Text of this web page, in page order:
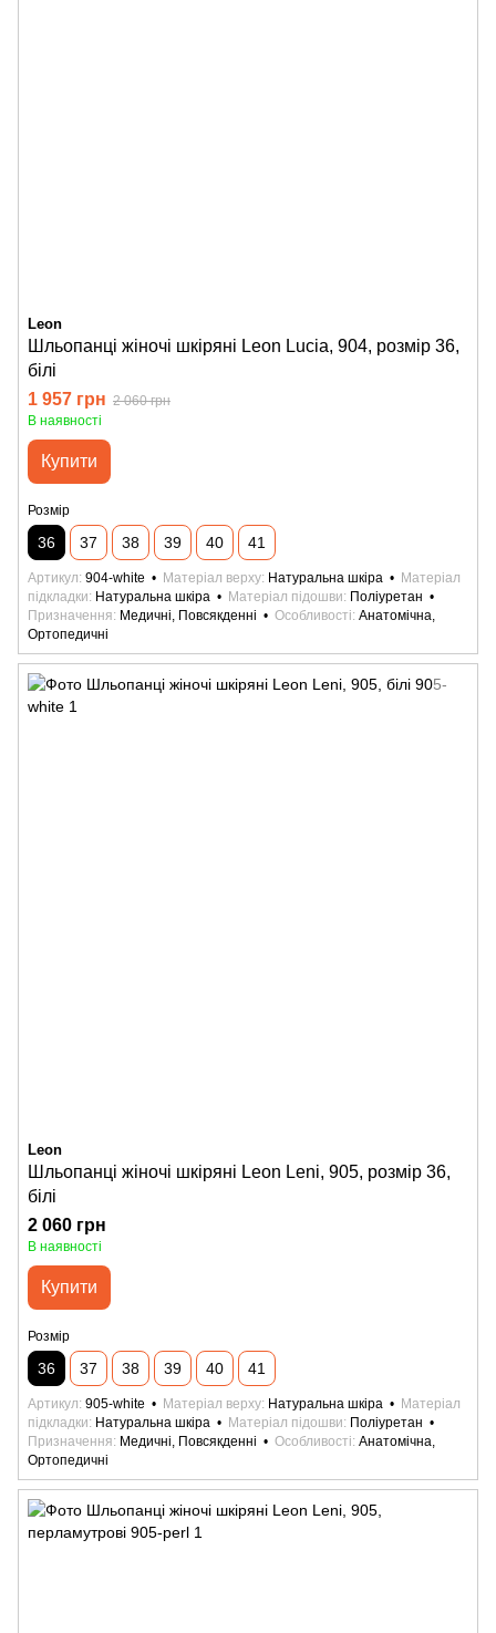
Leon
Шльопанці жіночі шкіряні Leon Lucia, 904, розмір 36,
білі
1 957 грн 2 060 грн
В наявності
Купити
Розмір
36 37 38 39 40 41
Артикул 904-white Матеріал верху Натуральна шкіра
Матеріал
підкладки
Натуральна шкіра Матеріал підошви
Поліуретан
Призначення
Медичні, Повсякденні Особливості Анатомічна,
Ортопедичні
Leon
Шльопанці жіночі шкіряні Leon Leni, 905, розмір 36,
білі
2 060 грн
В наявності
Купити
Розмір
36 37 38 39 40 41
Артикул 905-white Матеріал верху Натуральна шкіра
Матеріал
підкладки
Натуральна шкіра Матеріал підошви
Поліуретан
Призначення
Медичні, Повсякденні Особливості Анатомічна,
Ортопедичні